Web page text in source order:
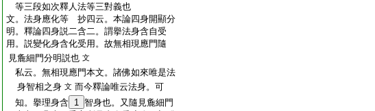
等三段如次釋人法等三對義也
文。法身應化等 抄四云。本論四身開顯分
明。釋論四身説二含二。謂擧法身含自受
用。説變化身含化受用。故無相現應門隨
見麁細門分明説也 文
私云。無相現應門本文。諸佛如來唯是法
身智相之身 文 而今釋論唯云法身。可
知。擧理身含 1 智身也。又隨見麁細門